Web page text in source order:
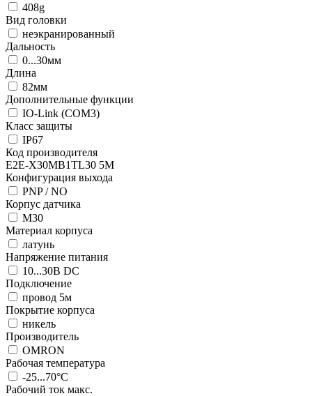
408g
Вид головки
неэкранированный
Дальность
0...30мм
Длина
82мм
Дополнительные функции
IO-Link (COM3)
Класс защиты
IP67
Код производителя
E2E-X30MB1TL30 5M
Конфигурация выхода
PNP / NO
Корпус датчика
М30
Материал корпуса
латунь
Напряжение питания
10...30В DC
Подключение
провод 5м
Покрытие корпуса
никель
Производитель
OMRON
Рабочая температура
-25...70°C
Рабочий ток макс.